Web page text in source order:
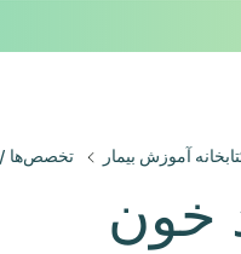
آموزش بیمار تخصص‌ها
خون